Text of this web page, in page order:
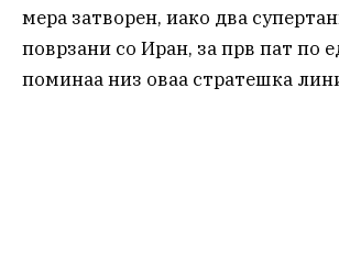
мера затворен, иако два
поврзани со Иран, за прв пат по
поминаа низ оваа стратешка